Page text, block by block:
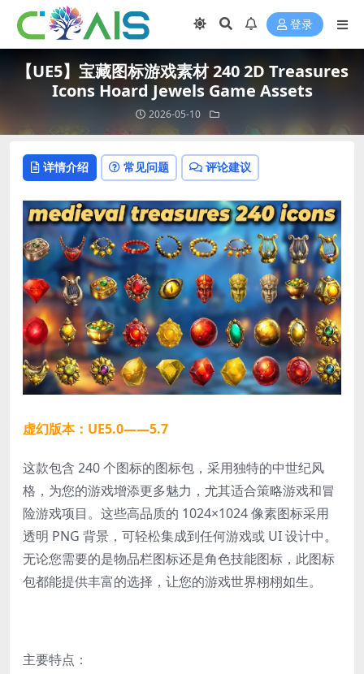
登录
【UE5】宝藏图标游戏素材 240 2D Treasures
Icons Hoard Jewels Game Assets
2026-05-10
详情介绍 常见问题 评论建议
虚幻版本：UE5.0——5.7
这款包含 240 个图标的图标包，采用独特的中世纪风
格，为您的游戏增添更多魅力，尤其适合策略游戏和冒
险游戏项目。这些高品质的 1024×1024 像素图标采用
透明 PNG 背景，可轻松集成到任何游戏或 UI 设计中。
无论您需要的是物品栏图标还是角色技能图标，此图标
包都能提供丰富的选择，让您的游戏世界栩栩如生。
主要特点：